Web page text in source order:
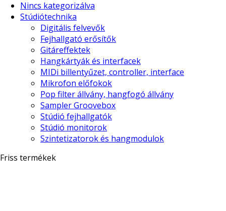
Nincs kategorizálva
Stúdiótechnika
Digitális felvevők
Fejhallgató erősítők
Gitáreffektek
Hangkártyák és interfacek
MIDi billentyűzet, controller, interface
Mikrofon előfokok
Pop filter állvány, hangfogó állvány
Sampler Groovebox
Stúdió fejhallgatók
Stúdió monitorok
Szintetizatorok és hangmodulok
Friss termékek